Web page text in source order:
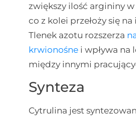
zwiększy ilość argininy
co z kolei przełoży się
Tlenek azotu rozszerza
krwionośnei wpływa na
między innymi
Synteza
Cytrulina jest